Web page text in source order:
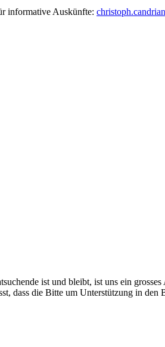
informative Auskünfte:
ist und bleibt, ist uns ein
dass die Bitte um Unterstützung in